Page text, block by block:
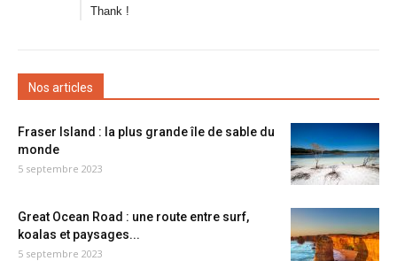
Thank !
Nos articles
Fraser Island : la plus grande île de sable du
monde
5 septembre 2023
Great Ocean Road : une route entre surf,
koalas et paysages...
5 septembre 2023